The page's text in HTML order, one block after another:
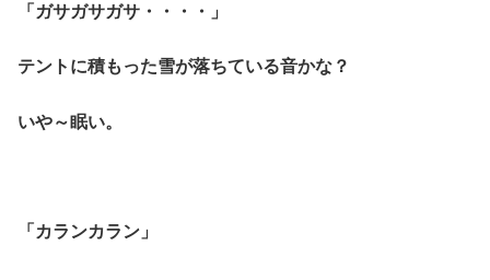
「ガサガサガサ・・・・」
テントに積もった雪が落ちている音かな？
いや～眠い。
「カランカラン」